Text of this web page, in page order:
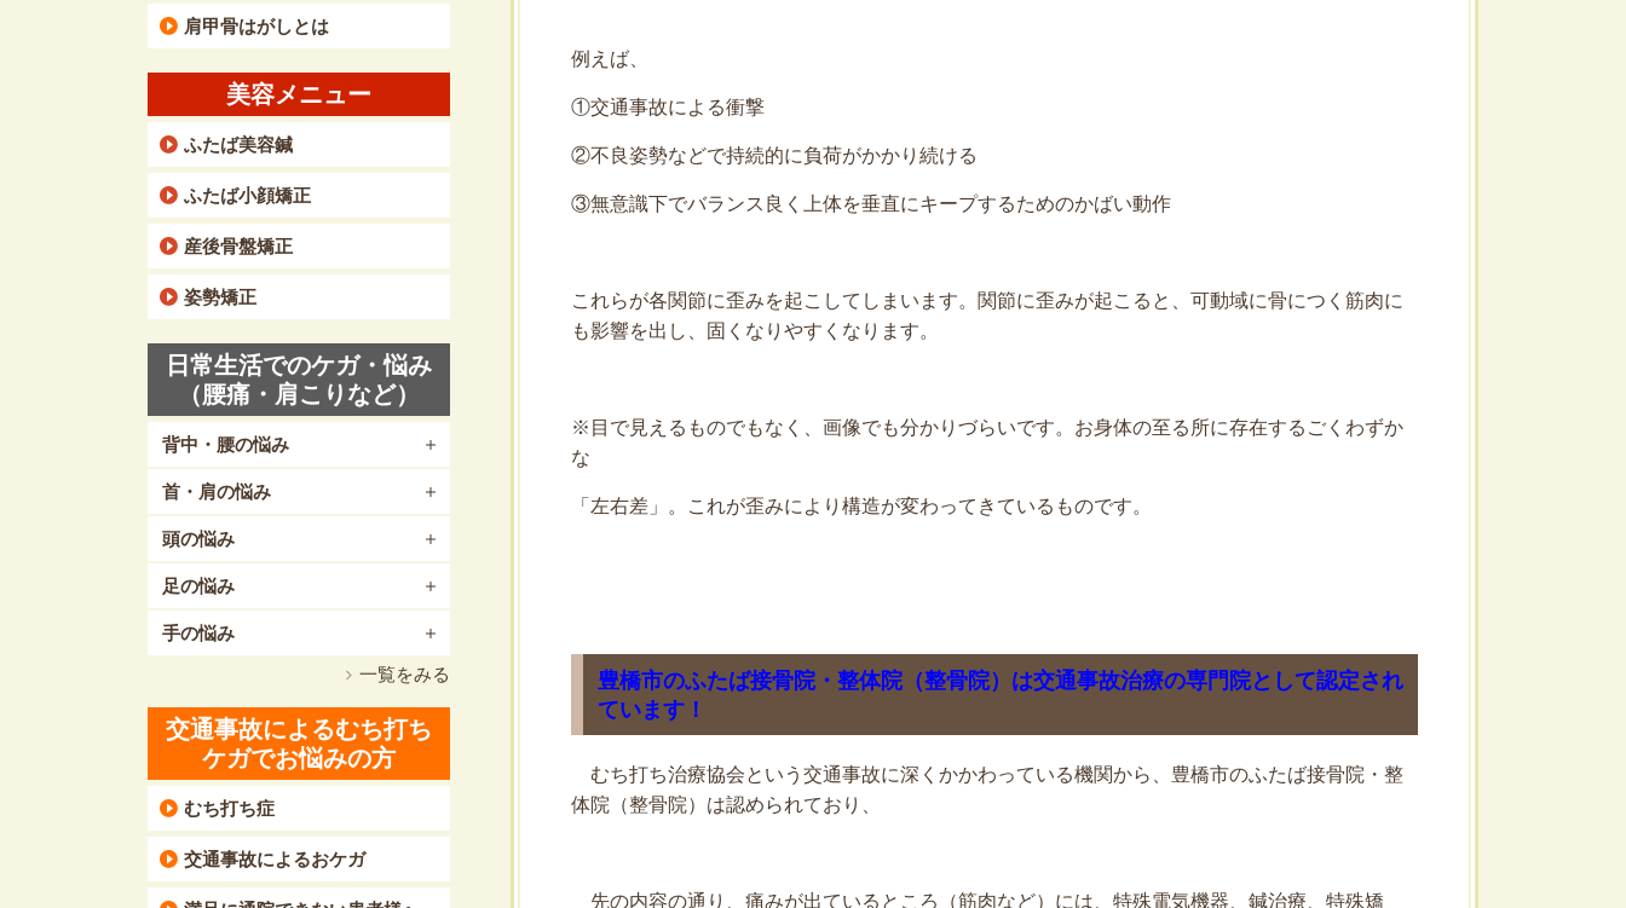
例えば、
①交通事故による衝撃
②不良姿勢などで持続的に負荷がかかり続ける
③無意識下でバランス良く上体を垂直にキープするためのかばい動作
これらが各関節に歪みを起こしてしまいます。関節に歪みが起こると、可動域に骨につく筋肉に
も影響を出し、固くなりやすくなります。
※目で見えるものでもなく、画像でも分かりづらいです。お身体の至る所に存在するごくわずか
な
「左右差」。これが歪みにより構造が変わってきているものです。
豊橋市のふたば接骨院・整体院（整骨院）は交通事故治療の専門院として認定され
ています！
むち打ち治療協会という交通事故に深くかかわっている機関から、豊橋市のふたば接骨院・整
体院（整骨院）は認められており、
先の内容の通り、痛みが出ているところ（筋肉など）には、特殊電気機器、鍼治療、特殊矯
肩甲骨はがしとは
美容メニュー
ふたば美容鍼
ふたば小顔矯正
産後骨盤矯正
姿勢矯正
日常生活でのケガ・悩み
（腰痛・肩こりなど）
背中・腰の悩み
首・肩の悩み
頭の悩み
足の悩み
手の悩み
一覧をみる
交通事故によるむち打ち
ケガでお悩みの方
むち打ち症
交通事故によるおケガ